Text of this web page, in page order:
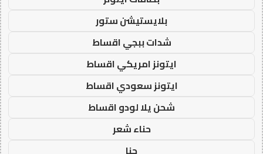
بلايستيشن ستور
شدات ببجي اقساط
ايتونز امريكي اقساط
ايتونز سعودي اقساط
شحن يلا لودو اقساط
حناء شعر
حنا